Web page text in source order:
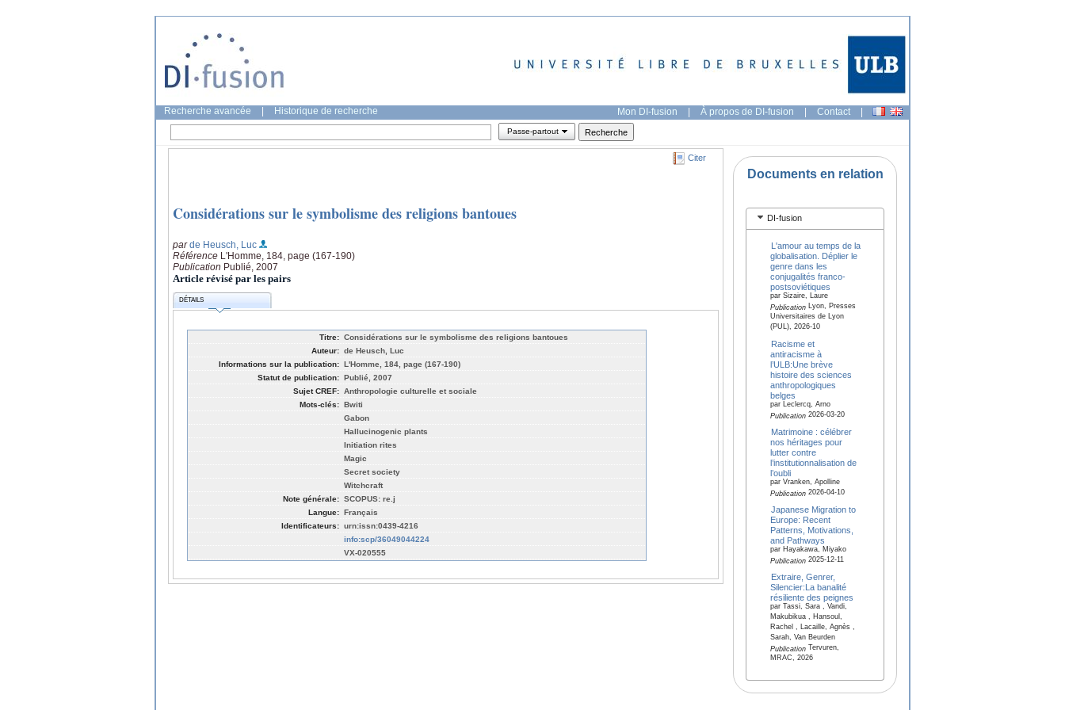
Recherche avancée Historique de recherche Mon DI-fusion | À propos de DI-fusion | Contact |
Passe-partout
Citer
Considérations sur le symbolisme des religions bantoues
parde Heusch, Luc
Référence L'Homme, 184, page (167-190)
Publication Publié, 2007
Article révisé par les pairs
DÉTAILS
Titre: Considérations sur le symbolisme des religions bantoues
Auteur: de Heusch, Luc
Informations sur la publication: L'Homme, 184, page (167-190)
Statut de publication: Publié, 2007
Sujet CREF: Anthropologie culturelle et sociale
Mots-clés: Bwiti
Gabon
Hallucinogenic plants
Initiation rites
Magic
Secret society
Witchcraft
Note générale: SCOPUS: re.j
Langue: Français
Identificateurs: urn:issn:0439-4216
info:scp/36049044224
VX-020555
Documents en relation
DI-fusion
L'amour au temps de la
globalisation. Déplier le
genre dans les
conjugalités franco-
postsoviétiques
par Sizaire, Laure
PublicationLyon, Presses
Universitaires de Lyon
(PUL), 2026-10
Racisme et
antiracisme à
l’ULB:Une brève
histoire des sciences
anthropologiques
belges
par Leclercq, Arno
Publication2026-03-20
Matrimoine : célébrer
nos héritages pour
lutter contre
l’institutionnalisation de
l’oubli
par Vranken, Apolline
Publication2026-04-10
Japanese Migration to
Europe: Recent
Patterns, Motivations,
and Pathways
par Hayakawa, Miyako
Publication2025-12-11
Extraire, Genrer,
Silencier:La banalité
résiliente des peignes
par Tassi, Sara , Vandi,
Makubikua , Hansoul,
Rachel , Lacaille, Agnès ,
Sarah, Van Beurden
PublicationTervuren,
MRAC, 2026